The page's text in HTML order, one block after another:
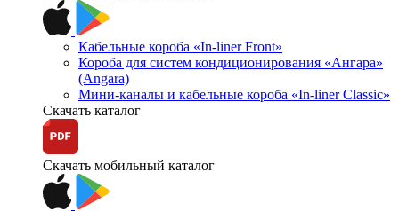
Кабельные короба «In-liner Front»
Короба для систем кондиционирования «Ангара»
(Angara)
Мини-каналы и кабельные короба «In-liner Classic»
Скачать каталог
Скачать мобильный каталог